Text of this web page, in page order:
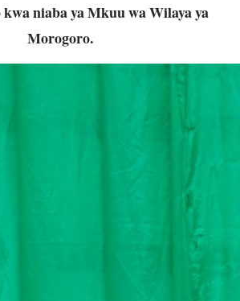
niaba ya Mkuu wa Wilaya ya
Morogoro.